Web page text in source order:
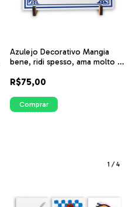
Azulejo Decorativo Mangia
bene, ridi spesso, ama molto -
R$75,00
Comprar
1 /4